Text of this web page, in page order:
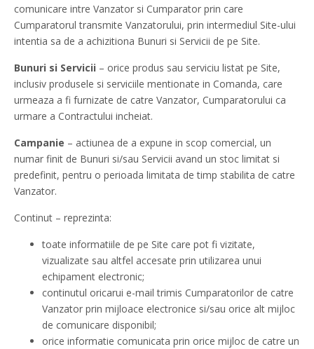
comunicare intre Vanzator si Cumparator prin care
Cumparatorul transmite Vanzatorului, prin intermediul Site-ului
intentia sa de a achizitiona Bunuri si Servicii de pe Site.
Bunuri si Servicii – orice produs sau serviciu listat pe Site,
inclusiv produsele si serviciile mentionate in Comanda, care
urmeaza a fi furnizate de catre Vanzator, Cumparatorului ca
urmare a Contractului incheiat.
Campanie – actiunea de a expune in scop comercial, un
numar finit de Bunuri si/sau Servicii avand un stoc limitat si
predefinit, pentru o perioada limitata de timp stabilita de catre
Vanzator.
Continut – reprezinta:
toate informatiile de pe Site care pot fi vizitate,
vizualizate sau altfel accesate prin utilizarea unui
echipament electronic;
continutul oricarui e-mail trimis Cumparatorilor de catre
Vanzator prin mijloace electronice si/sau orice alt mijloc
de comunicare disponibil;
orice informatie comunicata prin orice mijloc de catre un